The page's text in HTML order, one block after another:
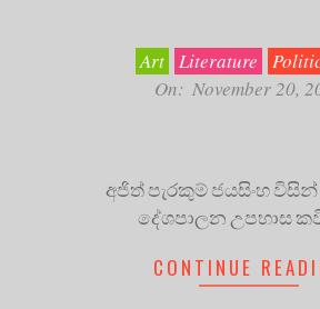
Art Literature
On: November 20,
අජිත් පැරකුම් ජයසිංහ
දේශපාලන උපහාස
CONTINUE